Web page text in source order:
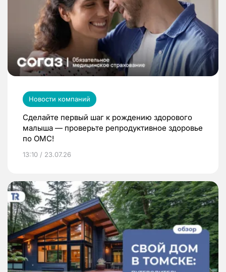
Новости компаний
Сделайте первый шаг к рождению здорового
малыша — проверьте репродуктивное здоровье
по ОМС!
13:10 / 23.07.26